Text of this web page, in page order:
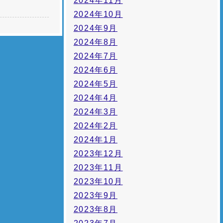
2024年10月
2024年9月
2024年8月
2024年7月
2024年6月
2024年5月
2024年4月
2024年3月
2024年2月
2024年1月
2023年12月
2023年11月
2023年10月
2023年9月
2023年8月